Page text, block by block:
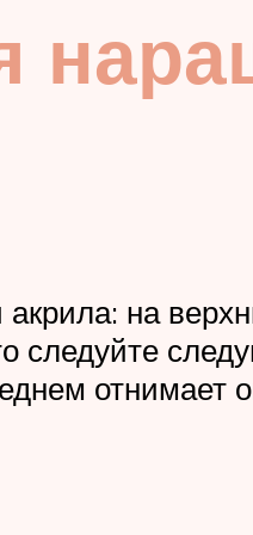
на
отнимает